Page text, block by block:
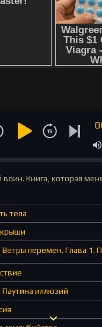
Книга, которая
тела
Ветры перемен. Глава 1.
Паутина иллюзий